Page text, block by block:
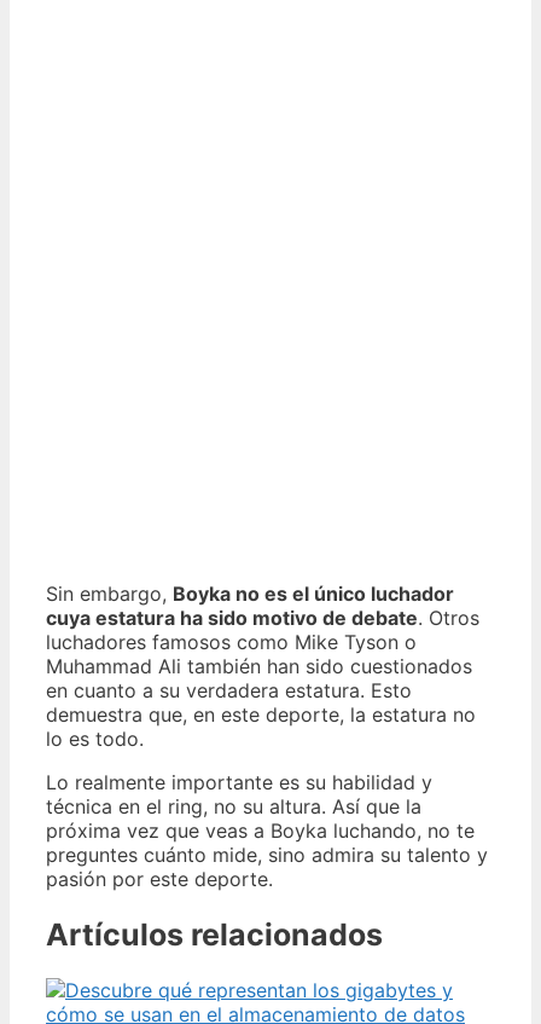
Sin embargo, Boyka no es el único luchador
cuya estatura ha sido motivo de debate. Otros
luchadores famosos como Mike Tyson o
Muhammad Ali también han sido cuestionados
en cuanto a su verdadera estatura. Esto
demuestra que, en este deporte, la estatura no
lo es todo.
Lo realmente importante es su habilidad y
técnica en el ring, no su altura. Así que la
próxima vez que veas a Boyka luchando, no te
preguntes cuánto mide, sino admira su talento y
pasión por este deporte.
Artículos relacionados